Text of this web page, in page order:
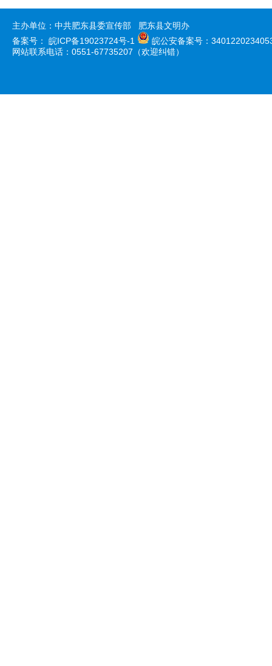
主办单位：中共肥东县委宣传部 肥东县文明办
备案号： 皖ICP备19023724号-1
皖公安备案号：
网站联系电话：0551-67735207（欢迎纠错）